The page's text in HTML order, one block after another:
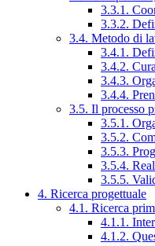
3.3.1.
3.3.2.
3.4. Metodo di
3.4.1.
3.4.2.
3.4.3.
3.4.4.
3.5. Il processo
3.5.1.
3.5.2.
3.5.3.
3.5.4.
3.5.5.
4. Ricerca progettuale
4.1. Ricerca
4.1.1.
4.1.2.